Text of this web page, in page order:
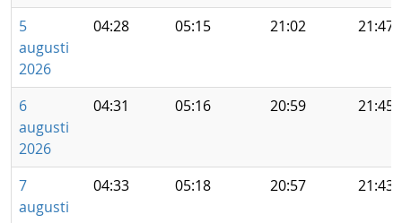
5
augusti
2026
04:28 05:15 21:02 21:47
6
augusti
2026
04:31 05:16 20:59 21:45
7
augusti
04:33 05:18 20:57 21:43